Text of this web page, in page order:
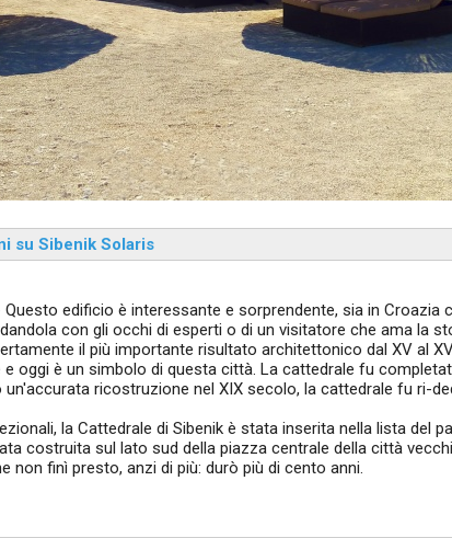
su Sibenik Solaris
Questo edificio è interessante e sorprendente, sia in Croazia
con gli occhi di esperti o di un visitatore che ama la
il più importante risultato architettonico dal XV al
oggi è un simbolo di questa città. La cattedrale fu
un'accurata ricostruzione nel XIX secolo, la cattedrale fu ri-
la Cattedrale di Sibenik è stata inserita nella lista del
costruita sul lato sud della piazza centrale della città
non finì presto, anzi di più: durò più di cento anni.